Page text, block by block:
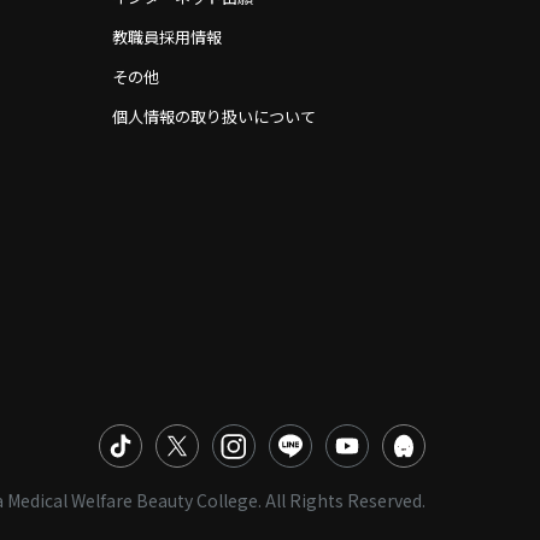
教職員採用情報
その他
個人情報の取り扱いについて
Welfare Beauty College. All Rights Reserved.